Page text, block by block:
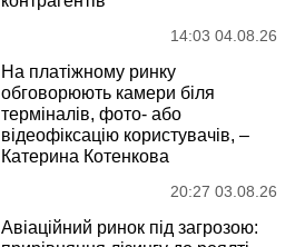
14:03 04.08.26
На платіжному ринку
обговорюють камери біля
терміналів, фото- або
відеофіксацію користувачів, –
Катерина Котенкова
20:27 03.08.26
Авіаційний ринок під загрозою: